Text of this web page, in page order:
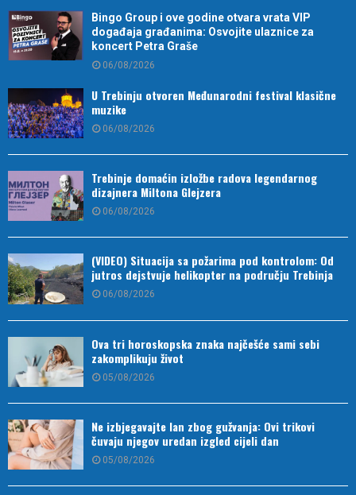
Bingo Group i ove godine otvara vrata VIP
događaja građanima: Osvojite ulaznice za
koncert Petra Graše
06/08/2026
U Trebinju otvoren Međunarodni festival klasične
muzike
06/08/2026
Trebinje domaćin izložbe radova legendarnog
dizajnera Miltona Glejzera
06/08/2026
(VIDEO) Situacija sa požarima pod kontrolom: Od
jutros dejstvuje helikopter na području Trebinja
06/08/2026
Ova tri horoskopska znaka najčešće sami sebi
zakomplikuju život
05/08/2026
Ne izbjegavajte lan zbog gužvanja: Ovi trikovi
čuvaju njegov uredan izgled cijeli dan
05/08/2026